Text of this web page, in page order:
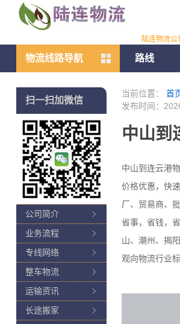
陆连物流公
物流线路导航 路线
当前位置： 首
发布时间：
中山到
中山到连云港
价格优惠，快
厂、贸易商、
省事，省钱，
山、潮州、揭
观向物流行业
扫一扫加微信
公司简介
业务流程
专线网络
整车物流
运输资讯
长途搬家